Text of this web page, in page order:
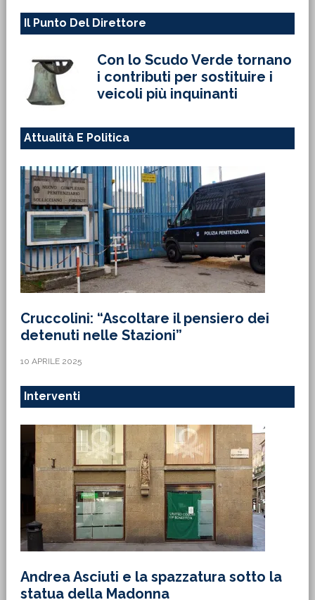
Il Punto Del Direttore
Con lo Scudo Verde tornano
i contributi per sostituire i
veicoli più inquinanti
Attualità E Politica
Cruccolini: “Ascoltare il pensiero dei
detenuti nelle Stazioni”
10 APRILE 2025
Interventi
Andrea Asciuti e la spazzatura sotto la
statua della Madonna